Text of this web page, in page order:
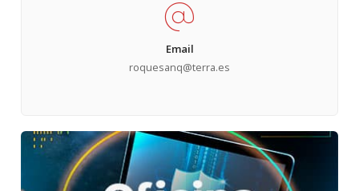
Email
roquesanq@terra.es